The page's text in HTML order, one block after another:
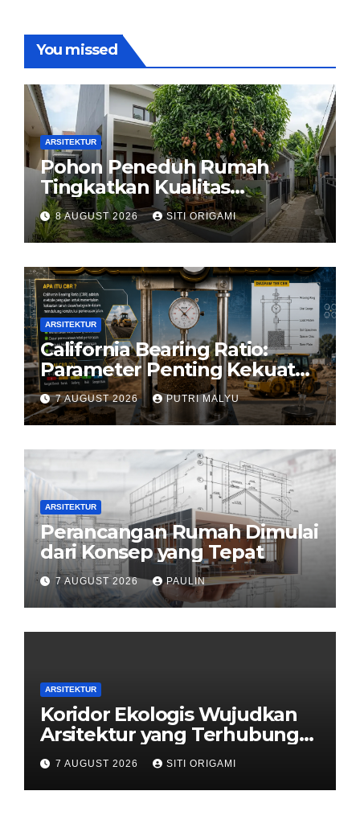
You missed
ARSITEKTUR
Pohon Peneduh Rumah
Tingkatkan Kualitas
Arsitektur Hunian
8 AUGUST 2026 SITI ORIGAMI
ARSITEKTUR
California Bearing Ratio:
Parameter Penting Kekuatan
Tanah Konstruksi
7 AUGUST 2026 PUTRI MALYU
ARSITEKTUR
Perancangan Rumah Dimulai
dari Konsep yang Tepat
7 AUGUST 2026 PAULIN
ARSITEKTUR
Koridor Ekologis Wujudkan
Arsitektur yang Terhubung
dengan Alam
7 AUGUST 2026 SITI ORIGAMI